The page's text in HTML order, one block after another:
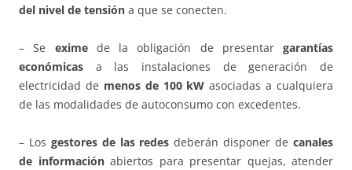
del nivel de tensión a que se conecten.
– Se eximede la obligación de presentar garantías
económicas a las instalaciones de generación de
electricidad de menos de 100 kW asociadas a cualquiera
de las modalidades de autoconsumo con excedentes.
– Los gestores de las redes deberán disponer decanales
de informaciónabiertos para presentar quejas, atender